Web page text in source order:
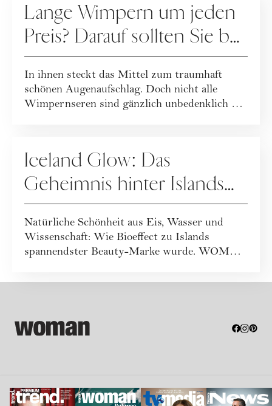
Lange Wimpern um jeden
Preis? Darauf sollten Sie bei
Wimpernseren achten
In ihnen steckt das Mittel zum traumhaft
schönen Augenaufschlag. Doch nicht alle
Wimpernseren sind gänzlich unbedenklich …
Iceland Glow: Das
Geheimnis hinter Islands
spannendster Beautymarke
Natürliche Schönheit aus Eis, Wasser und
Wissenschaft: Wie Bioeffect zu Islands
spannendster Beauty-Marke wurde. WOMAN